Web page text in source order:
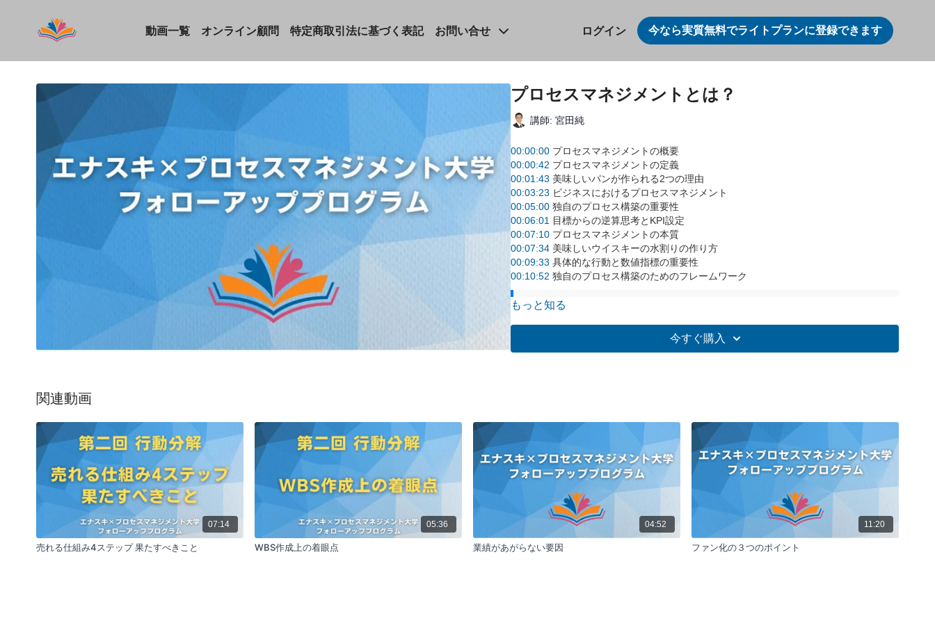
動画一覧 オンライン顧問 特定商取引法に基づく表記 お問い合せ ログイン 今なら実質無料でライトプランに登録できます
プロセスマネジメントとは？
講師: 宮田純
00:00:00 プロセスマネジメントの概要
00:00:42 プロセスマネジメントの定義
00:01:43 美味しいパンが作られる2つの理由
00:03:23 ビジネスにおけるプロセスマネジメント
00:05:00 独自のプロセス構築の重要性
00:06:01 目標からの逆算思考とKPI設定
00:07:10 プロセスマネジメントの本質
00:07:34 美味しいウイスキーの水割りの作り方
00:09:33 具体的な行動と数値指標の重要性
00:10:52 独自のプロセス構築のためのフレームワーク
全体要約:
スを設計し、管理することで結果を最大化する方法です。パン工場の例を用いて、決
まったプロセスと数値管理の重要性を説明し、ビジネスにおける独自のプロセス構築
プロセスマネジメントの定義と重要性
プロセスマネジメントは科学的組織営業手法であり、成果につながるプロセス
を設計し管理することで結果を最大化します。パン工場の例を用いて、決まっ
たプロセスと数値管理の重要性を説明し、ビジネスにおいても同様のアプロー
チが必要であることを強調しています。
独自のプロセス構築の必要性
一般的なマニュアル化ではなく、自社の独自性を活かしたプロセスの構築が重
要です。競合他社に勝つためには、自社の強みを活かした独自のプロセスを設
計し、実行することが不可欠です。これにより、他社との差別化を図り、競争
優位性を獲得することができます。
もっと知る
今すぐ購入
関連動画
07:14
売れる仕組み4ステップ 果たすべきこと
05:36
WBS作成上の着眼点
04:52
業績があがらない要因
11:20
ファン化の３つのポイント